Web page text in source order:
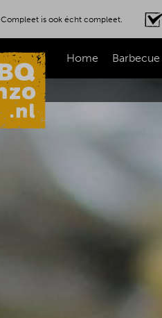
Compleet is ook écht compleet.
Home Barbecue